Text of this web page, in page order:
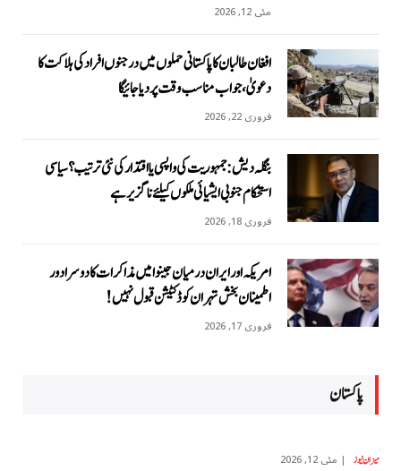
مئی 12, 2026
افغان طالبان کا پاکستانی حملوں میں درجنوں افراد کی ہلاکت کا
دعویٰ، جواب مناسب وقت پر دیا جائیگا
فروری 22, 2026
بنگلہ دیش: جمہوریت کی واپسی یا اقتدار کی نئی ترتیب؟ سیاسی
استحکام جنوبی ایشیائی ملکوں کیلئے ناگزیر ہے
فروری 18, 2026
امریکہ اور ایران درمیان جینوا میں مذاکرات کا دوسرا دور
اطمینان بخش تہران کو ڈکٹیشن قبول نہیں!
فروری 17, 2026
پاکستان
میزان نیوز مئی 12, 2026